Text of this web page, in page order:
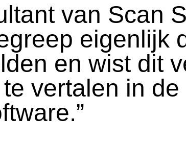
van Scan
eigenlijk
en wist dit
vertalen in